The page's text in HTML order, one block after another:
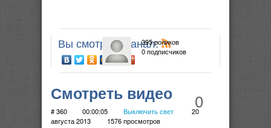
Вы смотрите канал:395 роликов
0 подписчиков
0
Смотреть видео
Мебельный салон
# 360 00:00:05 Выключить свет
20
августа 2013
1576 просмотров